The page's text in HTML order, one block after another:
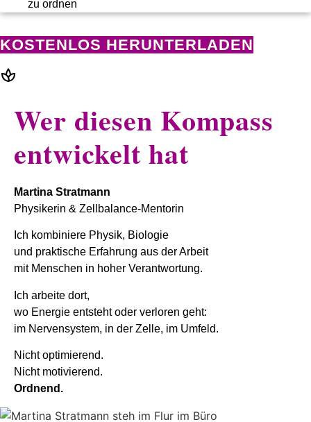
zu ordnen
KOSTENLOS HERUNTERLADEN
Wer diesen Kompass
entwickelt hat
Martina Stratmann
Physikerin & Zellbalance-Mentorin
Ich kombiniere Physik, Biologie
und praktische Erfahrung aus der Arbeit
mit Menschen in hoher Verantwortung.
Ich arbeite dort,
wo Energie entsteht oder verloren geht:
im Nervensystem, in der Zelle, im Umfeld.
Nicht optimierend.
Nicht motivierend.
Ordnend.